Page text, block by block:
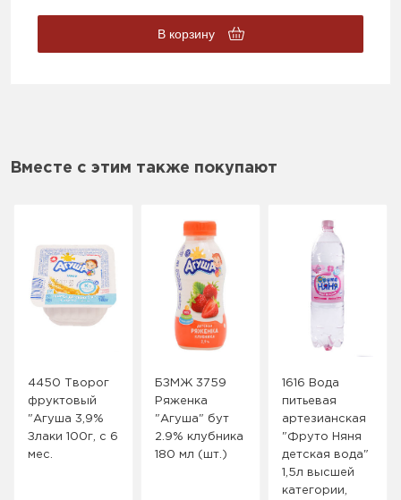
В корзину
Вместе с этим также покупают
4450 Творог
фруктовый
"Агуша 3,9%
Злаки 100г, с 6
мес.
БЗМЖ 3759
Ряженка
"Агуша" бут
2.9% клубника
180 мл (шт.)
1616 Вода
питьевая
артезианская
"Фруто Няня
детская вода"
1,5л высшей
категории,